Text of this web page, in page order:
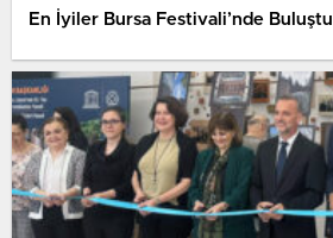
En İyiler Bursa Festivali’nde Buluştu